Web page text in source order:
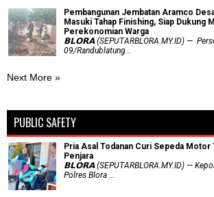
Pembangunan Jembatan Aramco
Masuki Tahap Finishing, Siap Dukung
Perekonomian Warga
𝗕𝗟𝗢𝗥𝗔 (SEPUTARBLORA.MY.ID) —
09/Randublatung...
Next More »
PUBLIC SAFETY
Pria Asal Todanan Curi Sepeda Motor
Penjara
𝗕𝗟𝗢𝗥𝗔 (SEPUTARBLORA.MY.ID) —
Polres Blora ...